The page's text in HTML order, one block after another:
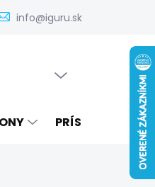
info@iguru.sk
na iguru.sk Kontakt
PRÍSLUŠENSTVO